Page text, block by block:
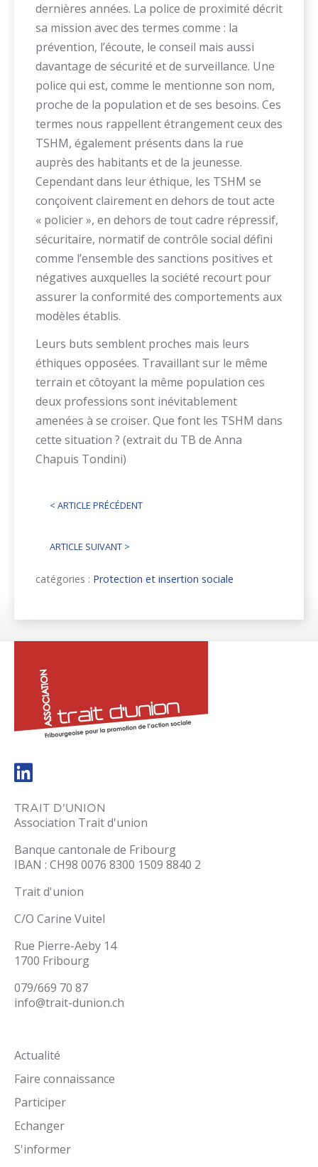
dernières années. La police de proximité décrit
sa mission avec des termes comme : la
prévention, l’écoute, le conseil mais aussi
davantage de sécurité et de surveillance. Une
police qui est, comme le mentionne son nom,
proche de la population et de ses besoins. Ces
termes nous rappellent étrangement ceux des
TSHM, également présents dans la rue
auprès des habitants et de la jeunesse.
Cependant dans leur éthique, les TSHM se
conçoivent clairement en dehors de tout acte
« policier », en dehors de tout cadre répressif,
sécuritaire, normatif de contrôle social défini
comme l’ensemble des sanctions positives et
négatives auxquelles la société recourt pour
assurer la conformité des comportements aux
modèles établis.
Leurs buts semblent proches mais leurs
éthiques opposées. Travaillant sur le même
terrain et côtoyant la même population ces
deux professions sont inévitablement
amenées à se croiser. Que font les TSHM dans
cette situation ? (extrait du TB de Anna
Chapuis Tondini)
< ARTICLE PRÉCÉDENT
ARTICLE SUIVANT >
catégories : Protection et insertion sociale
TRAIT D'UNION
Association Trait d'union
Banque cantonale de Fribourg
IBAN : CH98 0076 8300 1509 8840 2
Trait d'union
C/O Carine Vuitel
Rue Pierre-Aeby 14
1700 Fribourg
079/669 70 87
info@trait-dunion.ch
Actualité
Faire connaissance
Participer
Echanger
S'informer